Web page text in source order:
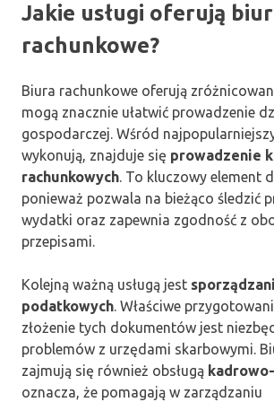
Jakie usługi oferują
rachunkowe?
Biura rachunkowe oferują
mogą znacznie ułatwić prowadzenie
gospodarczej. Wśród
wykonują, znajduje się prowadzenie
rachunkowych. To kluczowy element
ponieważ pozwala na bieżąco śledzić
wydatki oraz zapewnia zgodność z
przepisami.
Kolejną ważną usługą jest
podatkowych. Właściwe
złożenie tych dokumentów jest
problemów z urzędami skarbowymi.
zajmują się również obsługą
oznacza, że pomagają w zarządzaniu